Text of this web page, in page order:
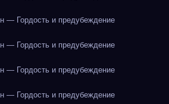
— Гордость и предубеждение
— Гордость и предубеждение
— Гордость и предубеждение
— Гордость и предубеждение